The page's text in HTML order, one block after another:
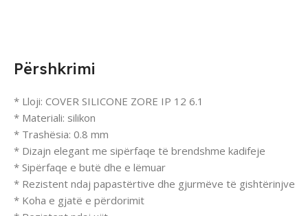
Përshkrimi
* Lloji: COVER SILICONE ZORE IP 12 6.1
* Materiali: silikon
* Trashësia: 0.8 mm
* Dizajn elegant me sipërfaqe të brendshme kadifeje
* Sipërfaqe e butë dhe e lëmuar
* Rezistent ndaj papastërtive dhe gjurmëve të gishtërinjve
* Koha e gjatë e përdorimit